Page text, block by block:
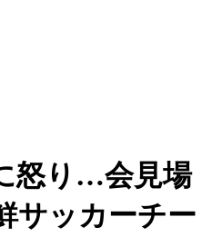
怒り…会見場
サッカーチー